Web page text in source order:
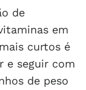
de
em
curtos é
e seguir com
de peso